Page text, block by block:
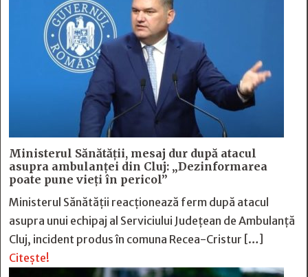
Ministerul Sănătății, mesaj dur după atacul
asupra ambulanței din Cluj: „Dezinformarea
poate pune vieți în pericol”
Ministerul Sănătății reacționează ferm după atacul
asupra unui echipaj al Serviciului Județean de Ambulanță
Cluj, incident produs în comuna Recea-Cristur […]
Citește!